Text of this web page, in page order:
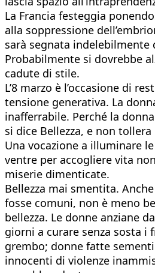
La Francia festeggia
alla soppressione
sarà segnata indelebilmente
Probabilmente si dovrebbe
cadute di stile.
L’8 marzo è l’occasione di
tensione generativa. La
inafferrabile. Perché la
si dice Bellezza, e non tollera
Una vocazione a illuminare
ventre per accogliere vita
miserie dimenticate.
Bellezza mai smentita.
fosse comuni, non è meno
bellezza. Le donne anziane
giorni a curare senza sosta i
grembo; donne fatte
innocenti di violenze